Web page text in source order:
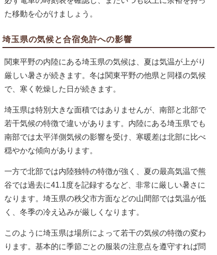
た移動を心がけましょう。
埼玉県の気候と合宿免許への影響
関東平野の内陸にある埼玉県の気候は、夏は気温が上がり
厳しい暑さが続きます。冬は関東平野の他県と同様の気候
で、寒く乾燥した日が続きます。
埼玉県は特別大きな面積ではありませんが、南部と北部で
若干気候の特徴で違いがあります。内陸にある埼玉県でも
南部では太平洋側気候の影響を受け、寒暖差は北部に比べ
穏やかな傾向があります。
一方で北部では内陸独特の特徴が強く、夏の最高気温で熊
谷では過去に41.1度を記録するなど、非常に厳しい暑さに
なります。埼玉県の秩父市方面などの山間部では気温が低
く、冬季の冷え込みが厳しくなります。
このように埼玉県は場所によって若干の気候の特徴の変わ
ります。基本的に季節ごとの服装の注意点を遵守すれば問